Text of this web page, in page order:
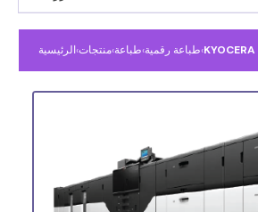
الرئيسية›منتجات›طباعة›طباعة رقمية›KYOCERA